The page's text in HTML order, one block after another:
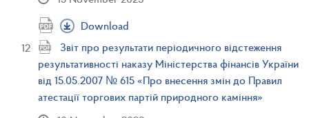
Download
Звіт про результати періодичного відстеження
результативності наказу Міністерства фінансів України
від 15.05.2007 № 615 «Про внесення змін до Правил
атестації торгових партій природного каміння»